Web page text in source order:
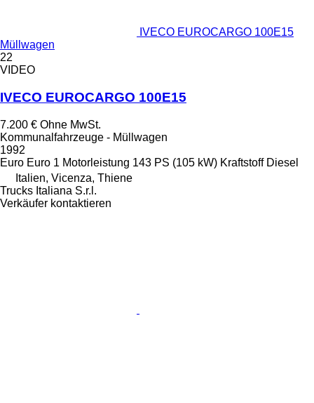
IVECO EUROCARGO 100E15
Müllwagen
22
VIDEO
IVECO EUROCARGO 100E15
7.200 € Ohne MwSt.
Kommunalfahrzeuge - Müllwagen
1992
Euro Euro 1 Motorleistung 143 PS (105 kW) Kraftstoff Diesel
Italien, Vicenza, Thiene
Trucks Italiana S.r.l.
Verkäufer kontaktieren